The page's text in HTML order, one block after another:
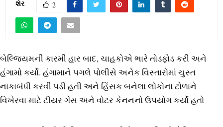
શેર 2
બેલ્જિયમની કારમી હાર બાદ, ચાહકોએ ભારે તોડફોડ કરી અને
હંગામો કર્યો. હંગામાને પગલે પોલીસે અનેક વિસ્તારોમાં ચુસ્ત
નાકાબંધી કરવી પડી હતી અને હિંસક બનેલા લોકોના ટોળાને
વિખેરવા માટે ટીયર ગેસ અને વોટર કેનનનો ઉપયોગ કર્યો હતો